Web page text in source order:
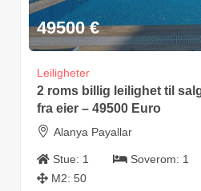
49500 €
Leiligheter
2 roms billig leilighet til
fra eier – 49500 Euro
Alanya Payallar
Stue: 1 Soverom: 1
M2: 50